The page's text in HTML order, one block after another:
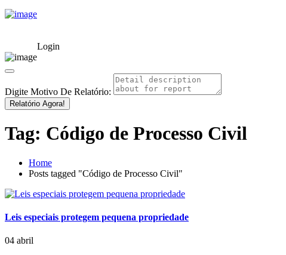
Login
Digite Motivo De Relatório:
Relatório Agora!
Tag: Código de Processo Civil
Home
Posts tagged "Código de Processo Civil"
Leis especiais protegem pequena propriedade
04 abril